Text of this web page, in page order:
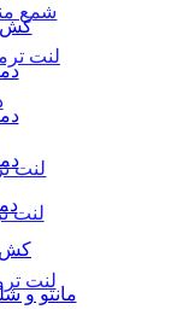
شمع
لنت
لنت
کش
کش
مانتو و